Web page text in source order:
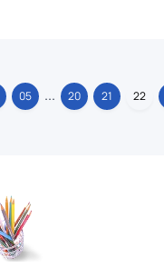
05 ... 20 21 22